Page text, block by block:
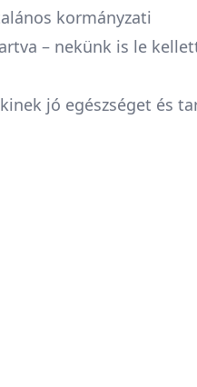
kormányzati
– nekünk is le
jó egészséget és